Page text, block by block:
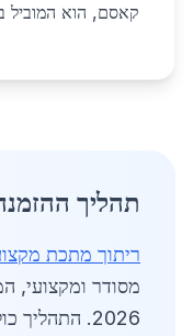
קאסם, הוא המוביל
תהליך
ריתוך מתכת
מסודר ומקצועי,